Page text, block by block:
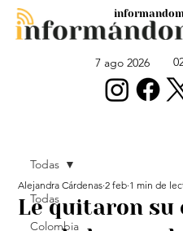
7 ago 2026
Todas
Colombia
Todas
Le quitaron
Alejandra Cárdenas 2 feb 1 min de